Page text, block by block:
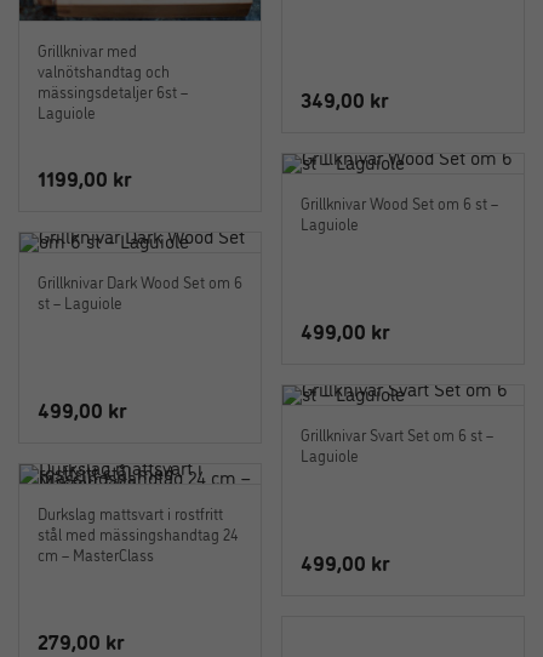
Grillknivar med
valnötshandtag och
mässingsdetaljer 6st –
Laguiole
1199,00 kr
349,00 kr
Grillknivar Wood Set om 6 st –
Laguiole
499,00 kr
Grillknivar Dark Wood Set om 6
st – Laguiole
499,00 kr
Grillknivar Svart Set om 6 st –
Laguiole
499,00 kr
Durkslag mattsvart i rostfritt
stål med mässingshandtag 24
cm – MasterClass
279,00 kr